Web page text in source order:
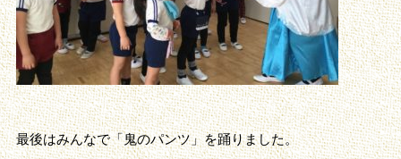
最後はみんなで「鬼のパンツ」を踊りました。